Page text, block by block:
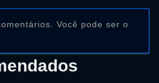
Você pode ser o